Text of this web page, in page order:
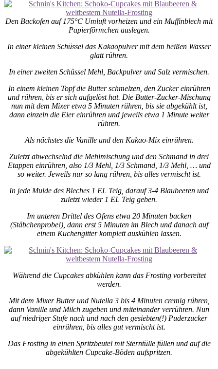
Den Backofen auf 175°C Umluft vorheizen und ein Muffinblech mit
Papierförmchen auslegen.
In einer kleinen Schüssel das Kakaopulver mit dem heißen Wasser
glatt rühren.
In einer zweiten Schüssel Mehl, Backpulver und Salz vermischen.
In einem kleinen Topf die Butter schmelzen, den Zucker einrühren
und rühren, bis er sich aufgelöst hat. Die Butter-Zucker-Mischung
nun mit dem Mixer etwa 5 Minuten rühren, bis sie abgekühlt ist,
dann einzeln die Eier einrühren und jeweils etwa 1 Minute weiter
rühren.
Als nächstes die Vanille und den Kakao-Mix einrühren.
Zuletzt abwechselnd die Mehlmischung und den Schmand in drei
Etappen einrühren, also 1/3 Mehl, 1/3 Schmand, 1/3 Mehl, … und
so weiter. Jeweils nur so lang rühren, bis alles vermischt ist.
In jede Mulde des Bleches 1 EL Teig, darauf 3-4 Blaubeeren und
zuletzt wieder 1 EL Teig geben.
Im unteren Drittel des Ofens etwa 20 Minuten backen
(Stäbchenprobe!), dann erst 5 Minuten im Blech und danach auf
einem Kuchengitter komplett auskühlen lassen.
Während die Cupcakes abkühlen kann das Frosting vorbereitet
werden.
Mit dem Mixer Butter und Nutella 3 bis 4 Minuten cremig rühren,
dann Vanille und Milch zugeben und miteinander verrühren. Nun
auf niedriger Stufe nach und nach den gesiebten(!) Puderzucker
einrühren, bis alles gut vermischt ist.
Das Frosting in einen Spritzbeutel mit Sterntülle füllen und auf die
abgekühlten Cupcake-Böden aufspritzen.